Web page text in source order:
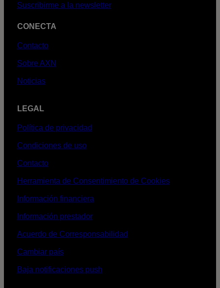
Suscribirme a la newsletter
CONECTA
Contacto
Sobre AXN
Noticias
LEGAL
Política de privacidad
Condiciones de uso
Contacto
Herramienta de Consentimiento de Cookies
Información financiera
Información prestador
Acuerdo de Corresponsabilidad
Cambiar país
Baja notificaciones push